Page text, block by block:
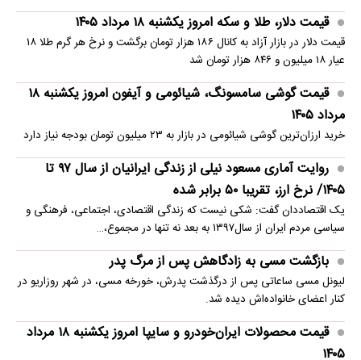
قیمت دلار، طلا و سکه امروز یکشنبه ۱۸ مرداد ۱۴۰۵
قیمت دلار در بازار آزاد به کانال ۱۸۶ هزار تومان برگشت و نرخ هر گرم طلا ۱۸
عیار ۱۸ میلیون و ۸۴۶ هزار تومان شد
قیمت گوشی سامسونگ، شیائومی و آیفون امروز یکشنبه ۱۸
مرداد ۱۴۰۵
خرید ارزان‌ترین گوشی شیائومی در بازار به ۲۳ میلیون تومان بودجه نیاز دارد
روایت آماری مسعود نیلی از زندگی ایرانیان از سال ۹۷ تا
۱۴۰۵/ نرخ ارز، تقریبا ۵۰ برابر شده
یک اقتصاددان گفت: شکی نیست که زندگی اقتصادی، اجتماعی، فرهنگی و
سیاسی مردم ایران از سال۱۳۹۷ به بعد نه تنها در مجموع،…
بازگشت مسی به زادگاهش پس از مرگ پدر
لیونل مسی ساعاتی پس از درگذشت پدرش، خورخه مسی، در شهر روزاریو در
کنار اعضای خانواده‌اش دیده شد.
قیمت محصولات ایران‌خودرو و سایپا امروز یکشنبه ۱۸ مرداد
۱۴۰۵